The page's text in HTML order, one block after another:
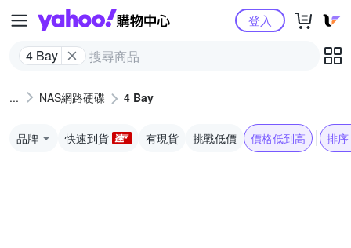
Yahoo購物中心
4 Bay
登入
NAS網路硬碟 4 Bay
品牌 快速到貨 有現貨 挑戰低價 價格低到高 排序